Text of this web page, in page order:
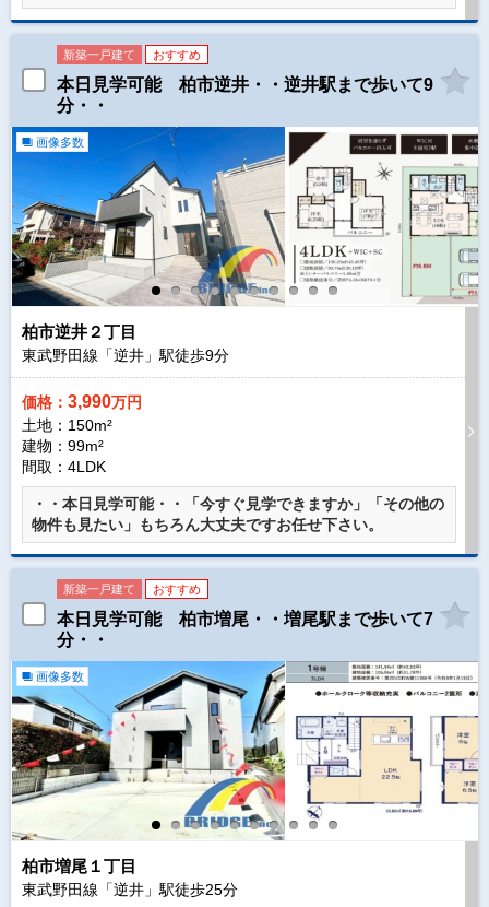
新築一戸建て おすすめ
本日見学可能 柏市逆井・・逆井駅まで歩いて9
分・・
画像多数
柏市逆井２丁目
東武野田線「逆井」駅徒歩9分
価格： 3,990万円
土地：150m²
建物：99m²
間取：4LDK
・・本日見学可能・・「今すぐ見学できますか」「その他の
物件も見たい」もちろん大丈夫ですお任せ下さい。
新築一戸建て おすすめ
本日見学可能 柏市増尾・・増尾駅まで歩いて7
分・・
画像多数
柏市増尾１丁目
東武野田線「逆井」駅徒歩25分